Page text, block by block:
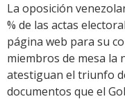
La oposición
% de las actas
página web para su
miembros de mesa la
atestiguan el triunfo
documentos que el